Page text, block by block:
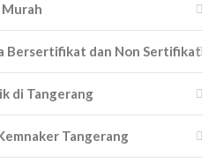
Bersertifikat dan Non Sertifikat
di Tangerang
Tangerang